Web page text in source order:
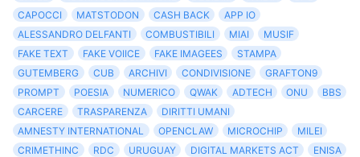
CAPOCCI
MATSTODON CASH BACK
APP IO
ALESSANDRO DELFANTI
COMBUSTIBILI MIAI
MUSIF
FAKE TEXT
FAKE VOIICE FAKE IMAGEES
STAMPA
GUTEMBERG
CUB ARCHIVI CONDIVISIONE
GRAFTON9
PROMPT
POESIA NUMERICO QWAK ADTECH ONU
BBS
CARCERE
TRASPARENZA
DIRITTI UMANI
AMNESTY INTERNATIONAL
OPENCLAW MICROCHIP
MILEI
CRIMETHINC
RDC URUGUAY DIGITAL MARKETS ACT
ENISA